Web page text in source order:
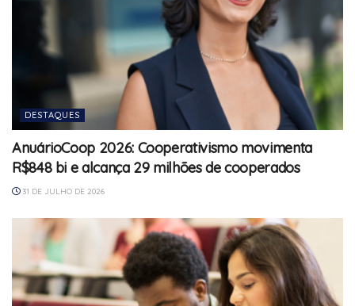
DESTAQUES
AnuárioCoop 2026: Cooperativismo movimenta
R$848 bi e alcança 29 milhões de cooperados
31 DE JULHO DE 2026